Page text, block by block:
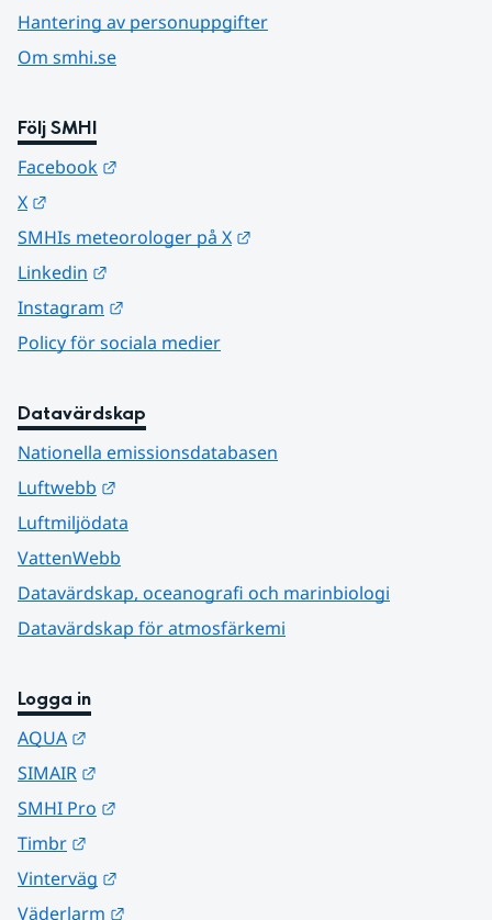
Hantering av personuppgifter
Om smhi.se
Följ SMHI
Facebook
X
SMHIs meteorologer på X
Linkedin
Instagram
Policy för sociala medier
Datavärdskap
Nationella emissionsdatabasen
Luftwebb
Luftmiljödata
VattenWebb
Datavärdskap, oceanografi och marinbiologi
Datavärdskap för atmosfärkemi
Logga in
AQUA
SIMAIR
SMHI Pro
Timbr
Vinterväg
Väderlarm